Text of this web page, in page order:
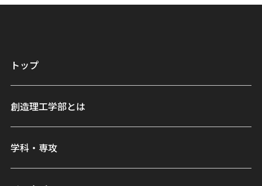
トップ
創造理工学部とは
学科・専攻